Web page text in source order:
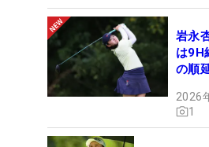
岩永
は9H
の順
2026
1